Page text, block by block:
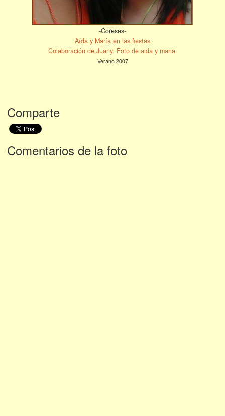
-Coreses-
Aída y María en las fiestas
Colaboración de Juany. Foto de aida y maria.
Verano 2007
Comparte
Comentarios de la foto